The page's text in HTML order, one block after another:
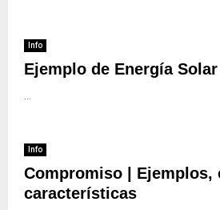
Info
Ejemplo de Energía Solar
Info
Compromiso |
características